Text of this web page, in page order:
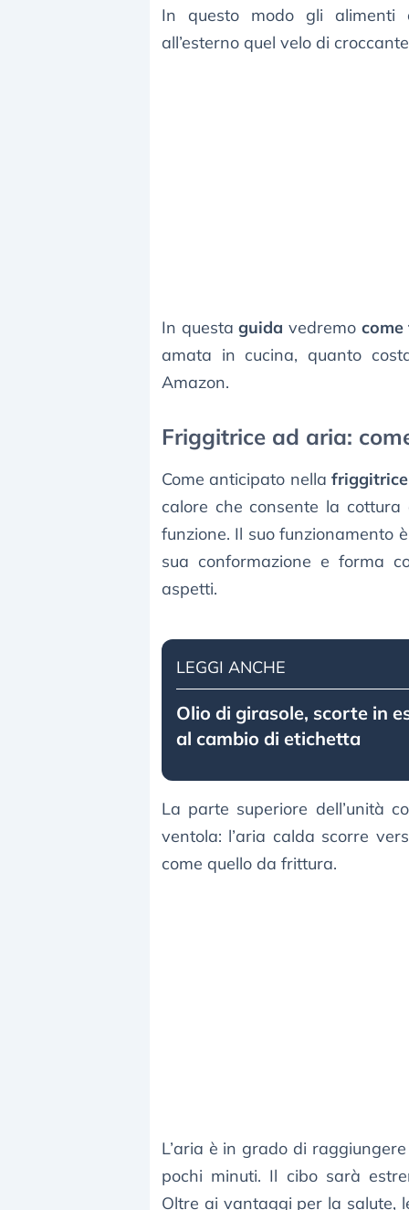
In questo modo gli alimenti
all’esterno quel velo di
In questaguida vedremo
amata in cucina, quanto
Amazon.
Friggitrice ad aria:
Come anticipato nella
calore che consente la
funzione. Il suo funzionamento
sua conformazione e forma
aspetti.
LEGGI ANCHE
Olio di girasole, scorte in
al cambio di etichetta
La parte superiore dell’unità
ventola: l’aria calda scorre
come quello da frittura.
L’aria è in grado di
pochi minuti. Il cibo sarà
Oltre ai vantaggi per la salute,